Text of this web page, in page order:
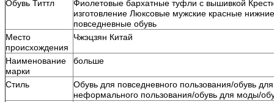
Обувь Титтл
Фиолетовые бархатные туфли с вышивкой
изготовление Люксовые мужские красные
повседневные обувь
Место
происхождения
Чжэцзян Китай
Наименование
марки
больше
Стиль
Обувь для повседневного пользования/обувь
неформального пользования/обувь для моды/